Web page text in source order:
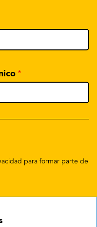
para formar parte de